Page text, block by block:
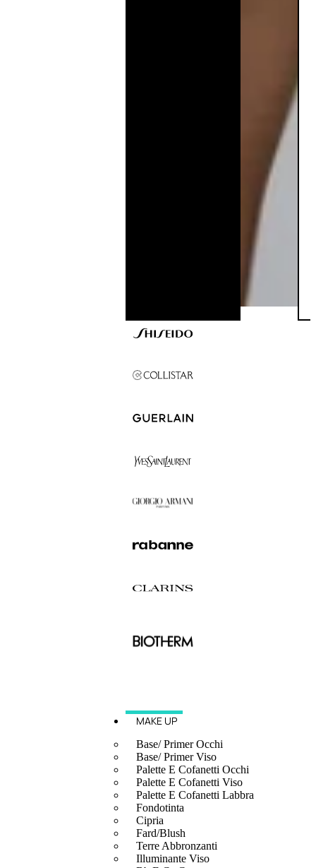
MAKE UP
Base/ Primer Occhi
Base/ Primer Viso
Palette E Cofanetti Occhi
Palette E Cofanetti Viso
Palette E Cofanetti Labbra
Fondotinta
Cipria
Fard/Blush
Terre Abbronzanti
Illuminante Viso